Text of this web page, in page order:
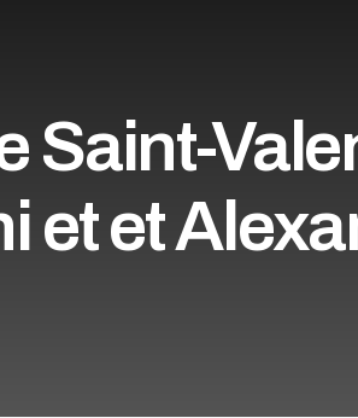
Saint-
et et